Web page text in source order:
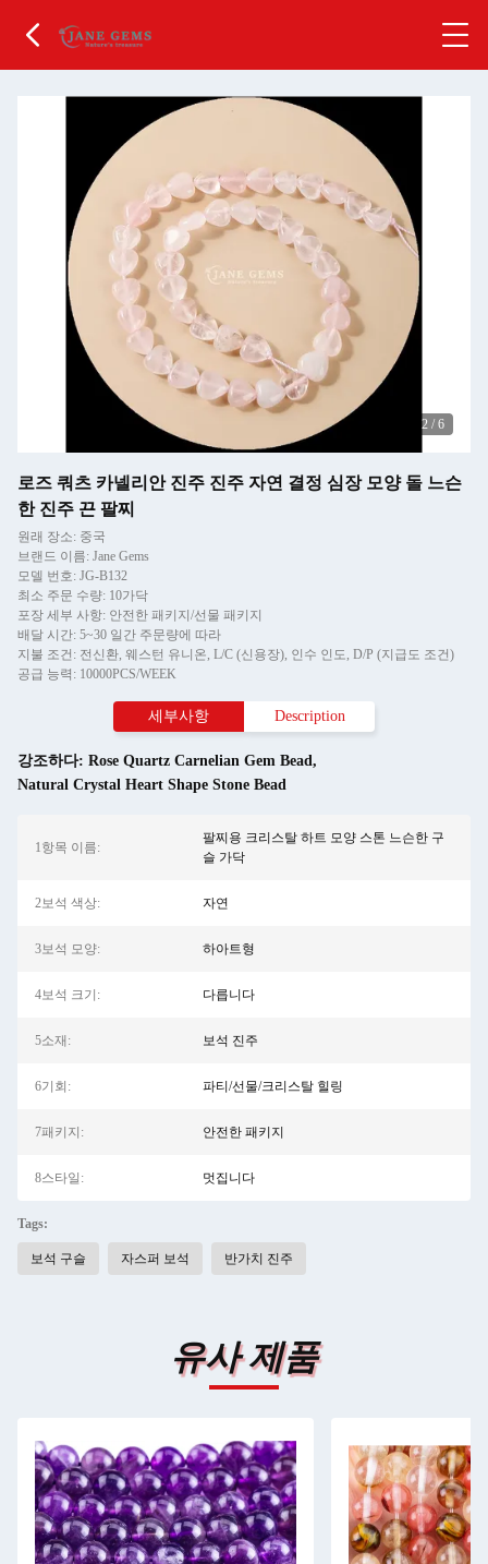
2 / 6
로즈 쿼츠 카넬리안 진주 진주 자연 결정 심장 모양 돌 느슨
한 진주 끈 팔찌
원래 장소: 중국
브랜드 이름: Jane Gems
모델 번호: JG-B132
최소 주문 수량: 10가닥
포장 세부 사항: 안전한 패키지/선물 패키지
배달 시간: 5~30 일간 주문량에 따라
지불 조건: 전신환, 웨스턴 유니온, L/C (신용장), 인수 인도, D/P (지급도 조건)
공급 능력: 10000PCS/WEEK
세부사항 Description
강조하다: Rose Quartz Carnelian Gem Bead,
Natural Crystal Heart Shape Stone Bead
1항목 이름:
팔찌용 크리스탈 하트 모양 스톤 느슨한 구
슬 가닥
2보석 색상: 자연
3보석 모양: 하아트형
4보석 크기: 다릅니다
5소재: 보석 진주
6기회: 파티/선물/크리스탈 힐링
7패키지: 안전한 패키지
8스타일: 멋집니다
Tags:
보석 구슬 자스퍼 보석 반가치 진주
유사 제품